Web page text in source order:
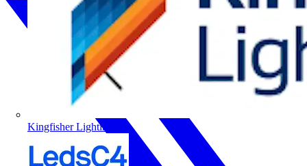
Kingfisher Lighting